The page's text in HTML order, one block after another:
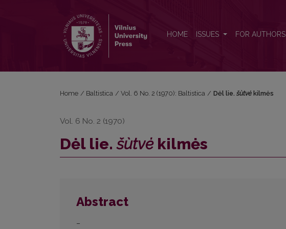
HOME ISSUES FOR AUTHORS
Home / Baltistica / Vol. 6 No. 2 (1970): Baltistica / Dėl lie. šùtvėkilmės
Vol. 6 No. 2 (1970)
Dėl lie.šùtvėkilmės
Abstract
–